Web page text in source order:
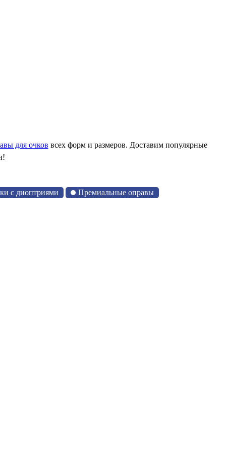
для очков всех форм и размеров. Доставим популярные
с диоптриями Премиальные оправы